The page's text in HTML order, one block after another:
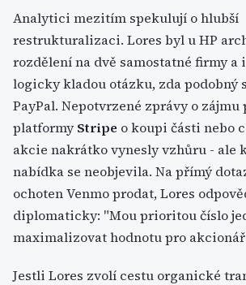
Analytici mezitím spekulují o hlubší
restrukturalizaci. Lores byl u HP
rozdělení na dvě samostatné firmy a
logicky kladou otázku, zda podobný
PayPal. Nepotvrzené zprávy o zájmu
platformyStripe o koupi části nebo
akcie nakrátko vynesly vzhůru - ale
nabídka se neobjevila. Na přímý
ochoten Venmo prodat, Lores
diplomaticky: "Mou prioritou číslo
maximalizovat hodnotu pro
Jestli Lores zvolí cestu organické